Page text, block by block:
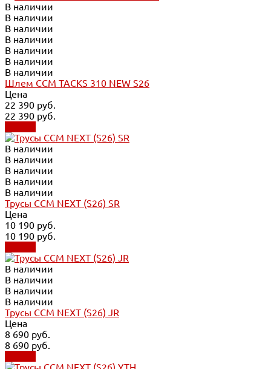
В наличии
В наличии
В наличии
В наличии
В наличии
В наличии
В наличии
Шлем CCM TACKS 310 NEW S26
Цена
22 390 руб.
22 390 руб.
В наличии
В наличии
В наличии
В наличии
В наличии
Трусы CCM NEXT (S26) SR
Цена
10 190 руб.
10 190 руб.
В наличии
В наличии
В наличии
В наличии
Трусы CCM NEXT (S26) JR
Цена
8 690 руб.
8 690 руб.